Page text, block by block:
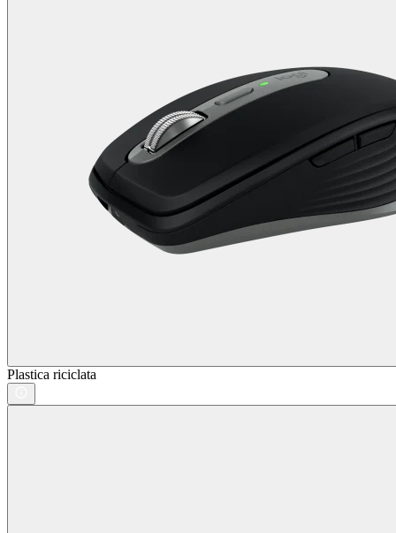
Plastica riciclata